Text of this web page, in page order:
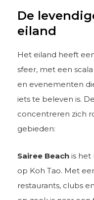
De
eiland
Het eiland heeft
sfeer, met een
en evenementen
iets te beleven is.
concentreren zich
gebieden:
Sairee Beach is het
op Koh Tao. Met
restaurants, clubs